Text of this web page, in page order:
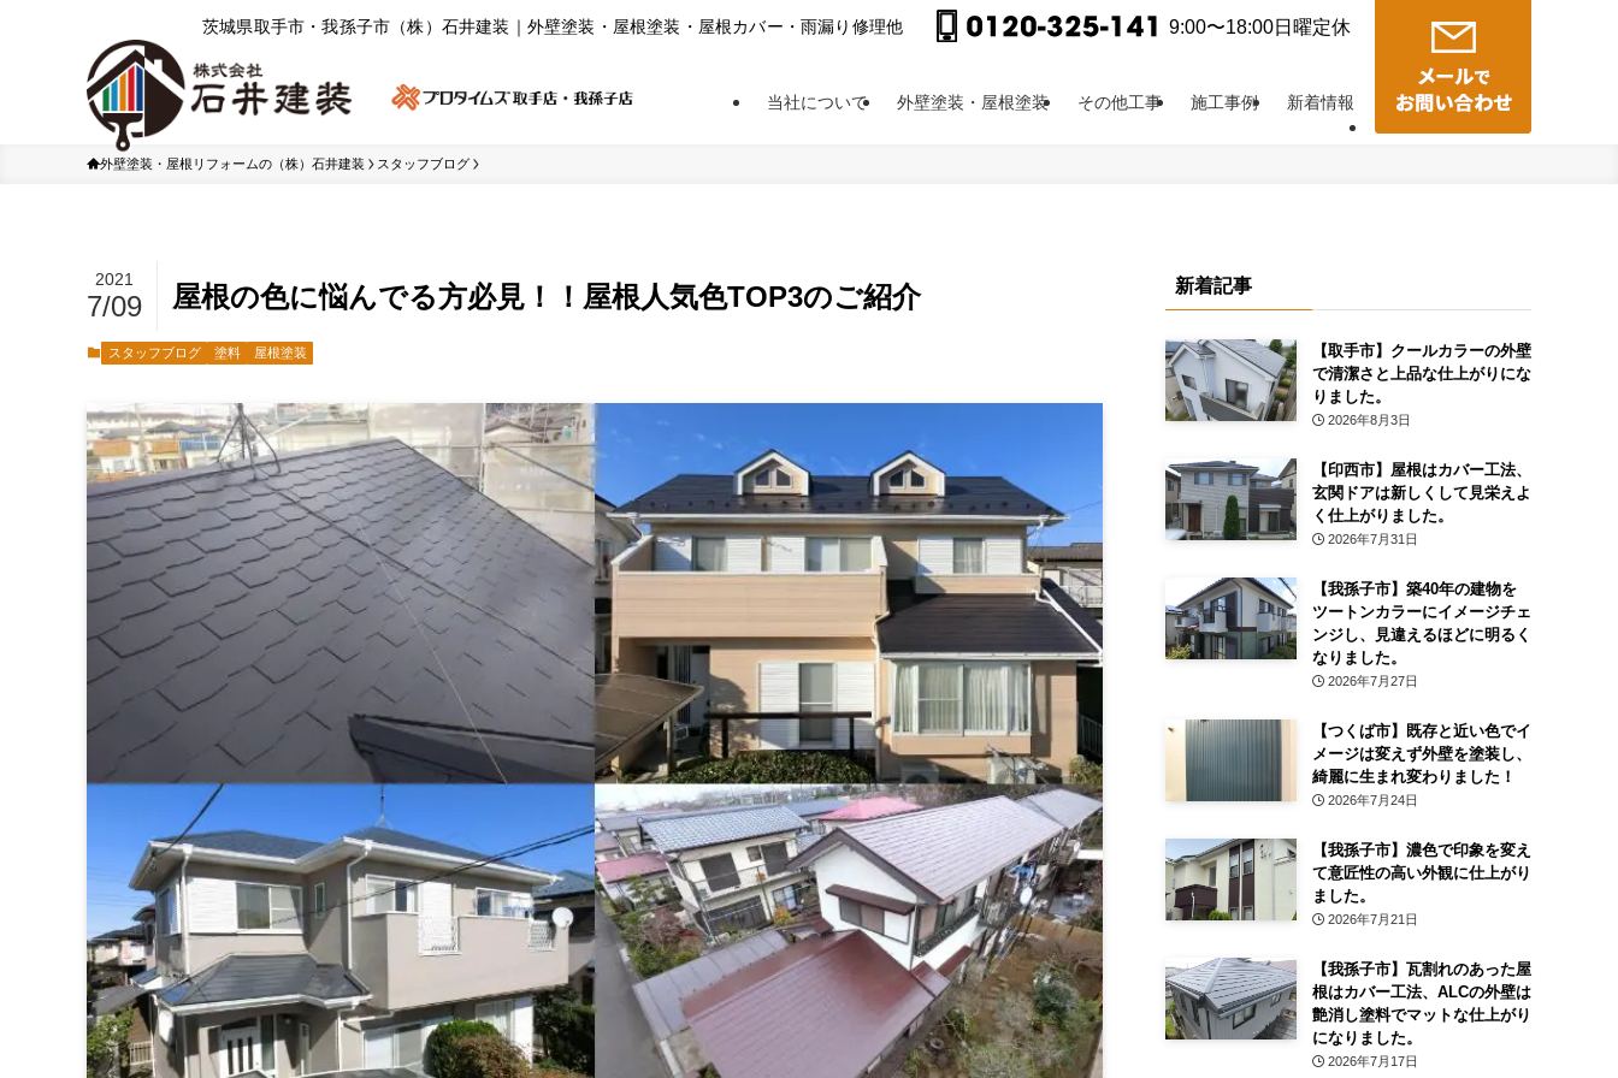
茨城県取⼿市・我孫⼦市（株）⽯井建装｜外壁塗装・屋根塗装・屋根カバー・⾬漏り修理他 9:00〜18:00日曜定休
当社について 外壁塗装・屋根塗装 その他工事 施工事例 新着情報
外壁塗装・屋根リフォームの（株）石井建装 スタッフブログ
屋根の色に悩んでる方必見！！屋根人気色TOP3のご紹介
2021
7/09
スタッフブログ 塗料 屋根塗装
新着記事
【取手市】クールカラーの外壁
で清潔さと上品な仕上がりにな
りました。
2026年8月3日
【印西市】屋根はカバー工法、
玄関ドアは新しくして見栄えよ
く仕上がりました。
2026年7月31日
【我孫子市】築40年の建物を
ツートンカラーにイメージチェ
ンジし、見違えるほどに明るく
なりました。
2026年7月27日
【つくば市】既存と近い色でイ
メージは変えず外壁を塗装し、
綺麗に生まれ変わりました！
2026年7月24日
【我孫子市】濃色で印象を変え
て意匠性の高い外観に仕上がり
ました。
2026年7月21日
【我孫子市】瓦割れのあった屋
根はカバー工法、ALCの外壁は
艶消し塗料でマットな仕上がり
になりました。
2026年7月17日